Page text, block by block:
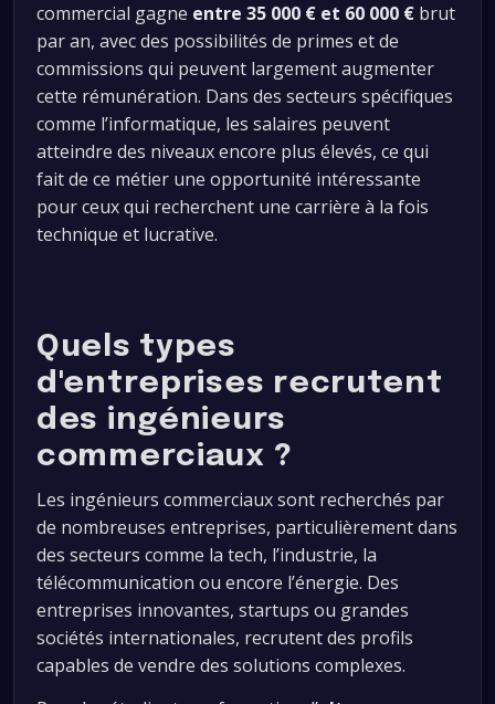
commercial gagne entre 35 000 € et 60 000 € brut
par an, avec des possibilités de primes et de
commissions qui peuvent largement augmenter
cette rémunération. Dans des secteurs spécifiques
comme l’informatique, les salaires peuvent
atteindre des niveaux encore plus élevés, ce qui
fait de ce métier une opportunité intéressante
pour ceux qui recherchent une carrière à la fois
technique et lucrative.
Quels types
d'entreprises recrutent
des ingénieurs
commerciaux ?
Les ingénieurs commerciaux sont recherchés par
de nombreuses entreprises, particulièrement dans
des secteurs comme la tech, l’industrie, la
télécommunication ou encore l’énergie. Des
entreprises innovantes, startups ou grandes
sociétés internationales, recrutent des profils
capables de vendre des solutions complexes.